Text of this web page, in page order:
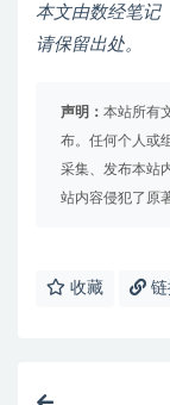
本文由数经笔记
请保留出处。
声明： 本站所有
布。任何个人或
采集、发布本站
站内容侵犯了原
收藏